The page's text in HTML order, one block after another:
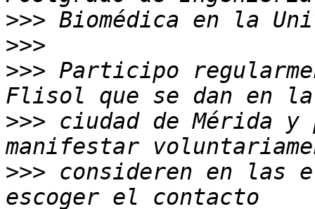
>>>
>>>
>>> Participo
>>> ciudad de Mérida
>>> consideren en las